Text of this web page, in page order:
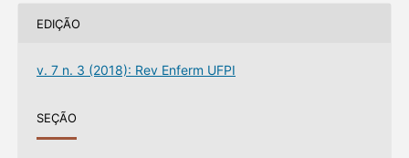
EDIÇÃO
v. 7 n. 3 (2018): Rev Enferm UFPI
SEÇÃO